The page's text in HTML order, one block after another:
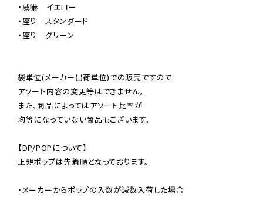
・威嚇　イエロー
・座り　スタンダード
・座り　グリーン
袋単位(メーカー出荷単位)での販売ですので
アソート内容の変更等はできません。
また、商品によってはアソート比率が
均等になっていない商品もございます。
【DP/POPについて】
正規ポップは先着順となっております。
・メーカーからポップの入数が減数入荷した場合